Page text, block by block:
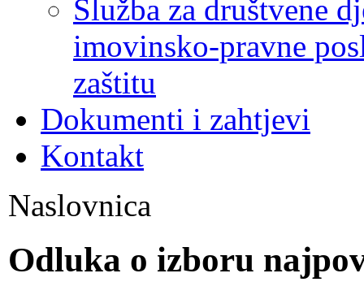
Služba za društvene
imovinsko-pravne
zaštitu
Dokumenti i zahtjevi
Kontakt
Naslovnica
Odluka o izboru